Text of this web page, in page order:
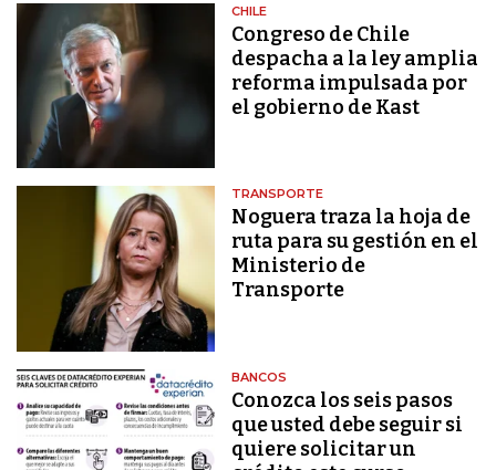
CHILE
Congreso de Chile
despacha a la ley amplia
reforma impulsada por
el gobierno de Kast
TRANSPORTE
Noguera traza la hoja de
ruta para su gestión en el
Ministerio de
Transporte
BANCOS
Conozca los seis pasos
que usted debe seguir si
quiere solicitar un